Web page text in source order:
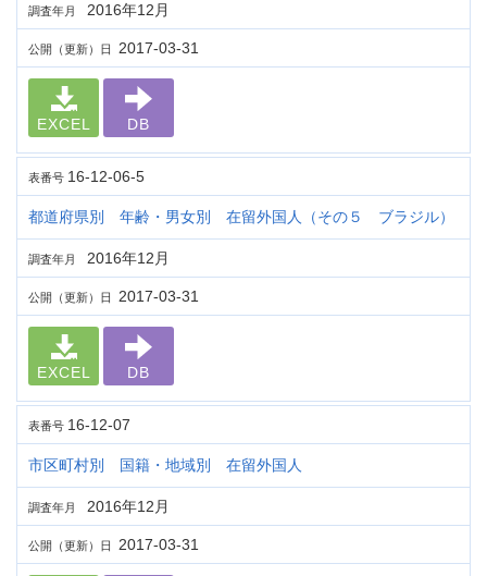
調査年月 2016年12月
公開（更新）日 2017-03-31
EXCEL DB
表番号 16-12-06-5
都道府県別 年齢・男女別 在留外国人（その５ ブラジル）
調査年月 2016年12月
公開（更新）日 2017-03-31
EXCEL DB
表番号 16-12-07
市区町村別 国籍・地域別 在留外国人
調査年月 2016年12月
公開（更新）日 2017-03-31